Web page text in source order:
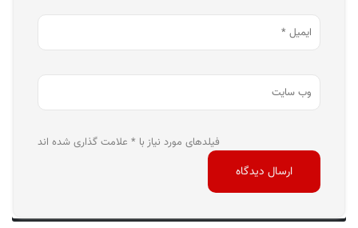
فیلدهای مورد نیاز با * علامت گذاری شده اند